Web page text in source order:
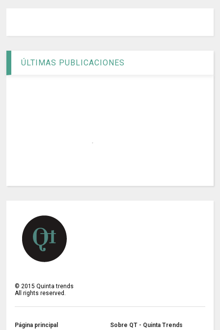
ÚLTIMAS PUBLICACIONES
©2015 Quinta trends
All rights reserved.
Página principal Sobre QT - Quinta Trends